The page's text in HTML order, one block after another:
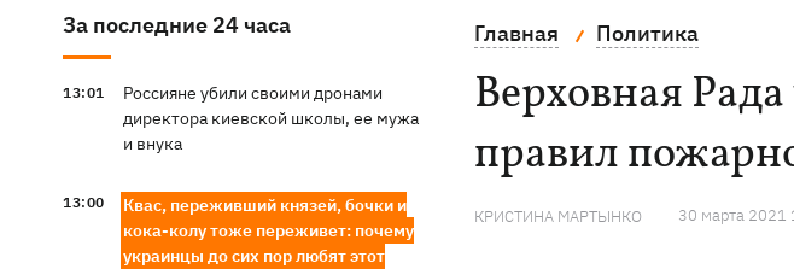
За последние 24 часа
13:01
Россияне убили своими дронами
директора киевской школы, ее мужа
и внука
13:00
Квас, переживший князей, бочки и
кока-колу тоже переживет: почему
украинцы до сих пор любят этот
Главная Политика
Верховная
правил
КРИСТИНА МАРТЫНКО 30 марта 2021